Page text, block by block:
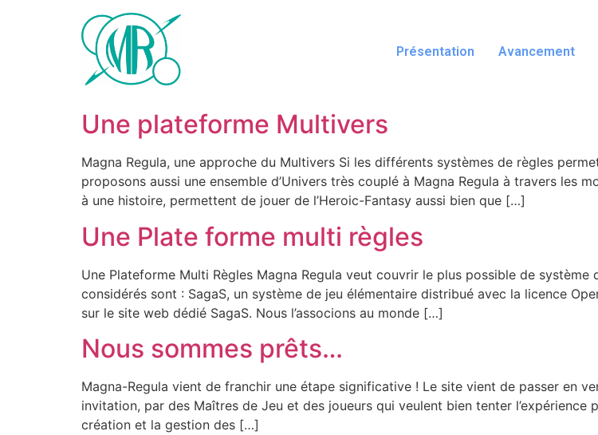
Présentation Avancement
Une plateforme Multivers
Magna Regula, une approche du Multivers Si les différents systèmes de règles
proposons aussi une ensemble d’Univers très couplé à Magna Regula à travers les
à une histoire, permettent de jouer de l’Heroic-Fantasy aussi bien que […]
Une Plate forme multi règles
Une Plateforme Multi Règles Magna Regula veut couvrir le plus possible de
considérés sont : SagaS, un système de jeu élémentaire distribué avec la licence
sur le site web dédié SagaS. Nous l’associons au monde […]
Nous sommes prêts…
Magna-Regula vient de franchir une étape significative ! Le site vient de passer en
invitation, par des Maîtres de Jeu et des joueurs qui veulent bien tenter
création et la gestion des […]